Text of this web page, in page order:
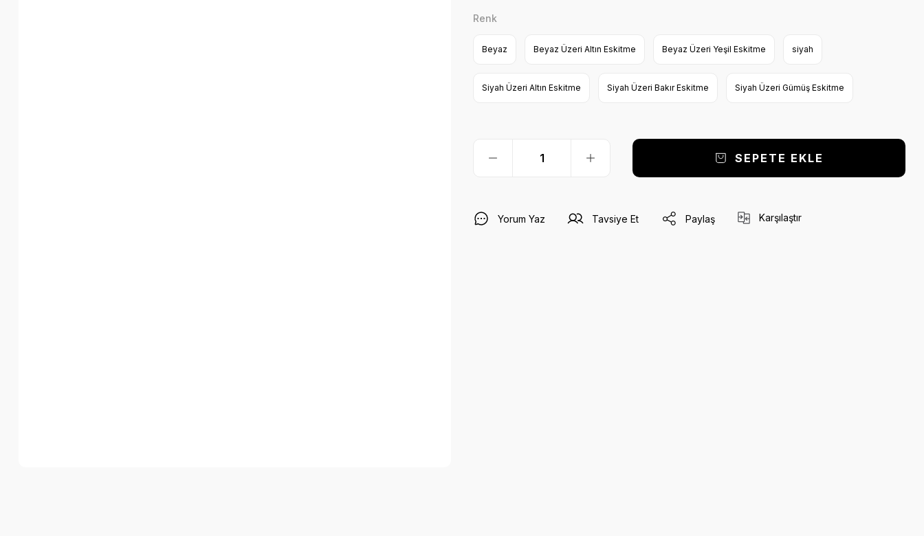
Renk
Beyaz Beyaz Üzeri Altın Eskitme Beyaz Üzeri Yeşil Eskitme siyah
Siyah Üzeri Altın Eskitme Siyah Üzeri Bakır Eskitme Siyah Üzeri Gümüş Eskitme
SEPETE EKLE
Yorum Yaz Tavsiye Et Paylaş Karşılaştır